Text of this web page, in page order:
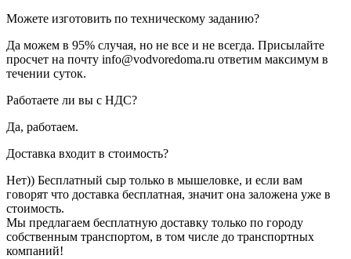
Можете изготовить по техническому заданию?
Да можем в 95% случая, но не все и не всегда. Присылайте
просчет на почту info@vodvoredoma.ru ответим максимум в
течении суток.
Работаете ли вы с НДС?
Да, работаем.
Доставка входит в стоимость?
Нет)) Бесплатный сыр только в мышеловке, и если вам
говорят что доставка бесплатная, значит она заложена уже в
стоимость.
Мы предлагаем бесплатную доставку только по городу
собственным транспортом, в том числе до транспортных
компаний!